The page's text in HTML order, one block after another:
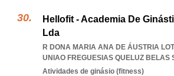
Hellofit - Academia De
Lda
R DONA MARIA ANA DE ÁUSTRIA
UNIAO FREGUESIAS QUELUZ BELAS
Atividades de ginásio (fitness)